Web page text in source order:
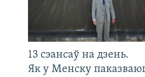
13 сэансаў на дзень.
Як у Менску